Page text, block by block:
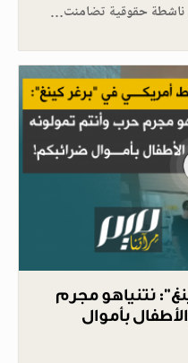
ناشطة حقوقية تضامنت…
نتنياهو مجرم
بأموال